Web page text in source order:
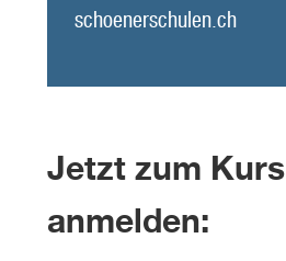
schoenerschulen.ch
Jetzt zum Kurs
anmelden: